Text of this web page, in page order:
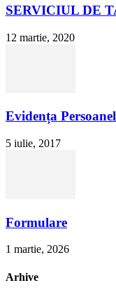
SERVICIUL DE
12 martie, 2020
Evidența
5 iulie, 2017
Formulare
1 martie, 2026
Arhive